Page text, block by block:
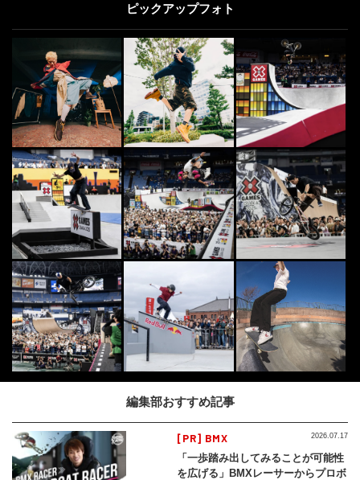
ピックアップフォト
編集部おすすめ記事
[PR] BMX
「一歩踏み出してみることが可能性
を広げる」BMXレーサーからプロボ
2026.07.17